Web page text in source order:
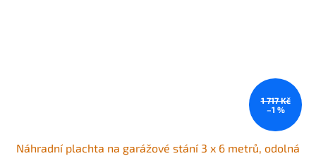
1 717 Kč
–1 %
Náhradní plachta na garážové stání 3 x 6 metrů, odolná